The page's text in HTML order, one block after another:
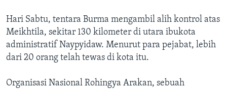
Hari Sabtu, tentara Burma mengambil alih kontrol atas
Meikhtila, sekitar 130 kilometer di utara ibukota
administratif Naypyidaw. Menurut para pejabat, lebih
dari 20 orang telah tewas di kota itu.
Organisasi Nasional Rohingya Arakan, sebuah